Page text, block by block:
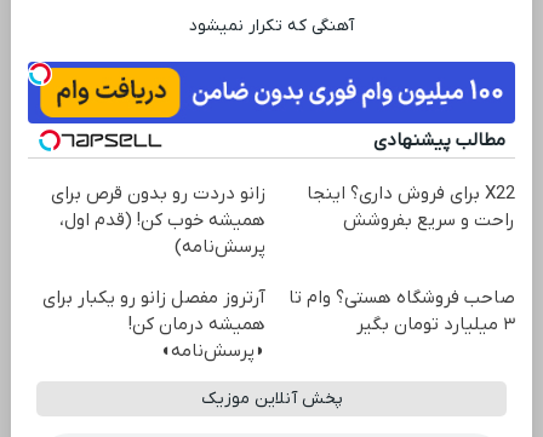
آهنگی که تکرار نمیشود
مطالب پیشنهادی
X22 برای فروش داری؟ اینجا
راحت و سریع بفروشش
زانو دردت رو بدون قرص برای
همیشه خوب کن! (قدم اول،
پرسش‌نامه)
صاحب فروشگاه هستی؟ وام تا
۳ میلیارد تومان بگیر
آرتروز مفصل زانو رو یکبار برای
همیشه درمان کن!
◗پرسش‌نامه◖
پخش آنلاین موزیک